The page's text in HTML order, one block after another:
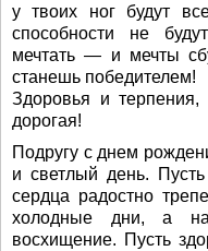
у твоих ног будут
способности не
мечтать — и мечты
станешь победителем!
Здоровья и
дорогая!
Подругу с днем
и светлый день.
сердца радостно
холодные дни, а
восхищение. Пусть